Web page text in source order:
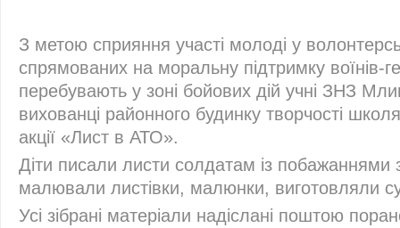
З метою сприяння участі молоді у
спрямованих на моральну підтримку воїнів-
перебувають у зоні бойових дій учні ЗНЗ
вихованці районного будинку творчості
акції «Лист в АТО».
Діти писали листи солдатам із побажаннями
малювали листівки, малюнки, виготовляли
Усі зібрані матеріали надіслані поштою